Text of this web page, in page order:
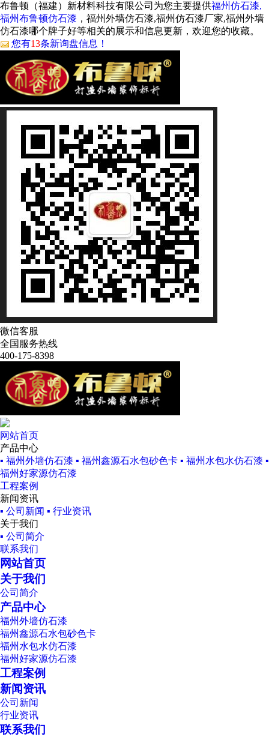
布鲁顿（福建）新材料科技有限公司为您主要提供福州仿石漆,
福州布鲁顿仿石漆 ，福州外墙仿石漆,福州仿石漆厂家,福州外墙
仿石漆哪个牌子好等相关的展示和信息更新，欢迎您的收藏。
您有13条新询盘信息！
微信客服
全国服务热线
400-175-8398
网站首页
产品中心
▪ 福州外墙仿石漆 ▪ 福州鑫源石水包砂色卡 ▪ 福州水包水仿石漆 ▪
福州好家源仿石漆
工程案例
新闻资讯
▪ 公司新闻 ▪ 行业资讯
关于我们
▪ 公司简介
联系我们
网站首页
关于我们
公司简介
产品中心
福州外墙仿石漆
福州鑫源石水包砂色卡
福州水包水仿石漆
福州好家源仿石漆
工程案例
新闻资讯
公司新闻
行业资讯
联系我们